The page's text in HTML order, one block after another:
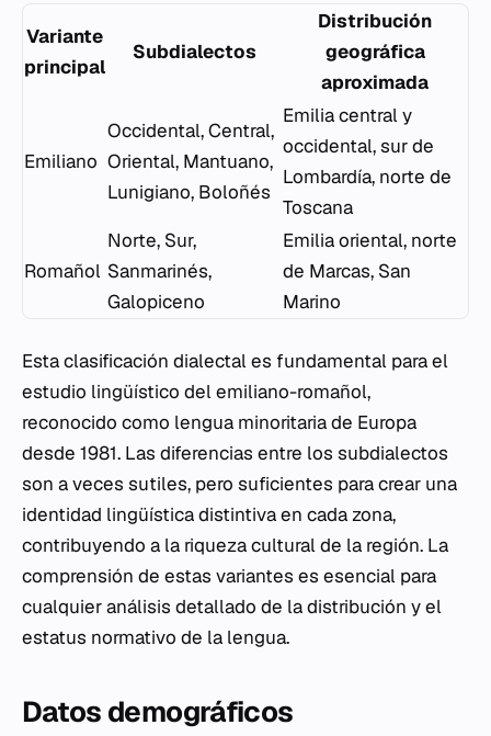
Variante
principal
Subdialectos
Distribución
geográfica
aproximada
Emiliano
Occidental, Central,
Oriental, Mantuano,
Lunigiano, Boloñés
Emilia central y
occidental, sur de
Lombardía, norte de
Toscana
Romañol
Norte, Sur,
Sanmarinés,
Galopiceno
Emilia oriental, norte
de Marcas, San
Marino
Esta clasificación dialectal es fundamental para el
estudio lingüístico del emiliano-romañol,
reconocido como lengua minoritaria de Europa
desde 1981. Las diferencias entre los subdialectos
son a veces sutiles, pero suficientes para crear una
identidad lingüística distintiva en cada zona,
contribuyendo a la riqueza cultural de la región. La
comprensión de estas variantes es esencial para
cualquier análisis detallado de la distribución y el
estatus normativo de la lengua.
Datos demográficos